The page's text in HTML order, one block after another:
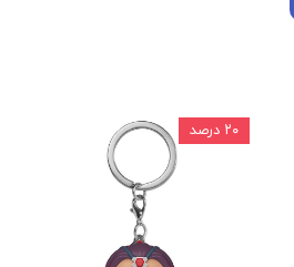
۲۰ درصد